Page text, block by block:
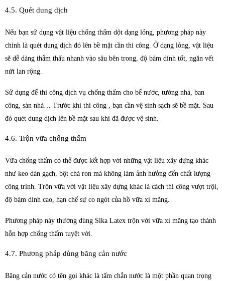
4.5. Quét dung dịch
Nếu bạn sử dụng vật liệu chống thấm dột dạng lỏng, phương pháp này
chính là quét dung dịch đó lên bề mặt cần thi công. Ở dạng lỏng, vật liệu
sẽ dễ dàng thẩm thấu nhanh vào sâu bên trong, độ bám dính tốt, ngăn vết
nứt lan rộng.
Sử dụng để thi công dịch vụ chống thấm cho bể nước, tường nhà, ban
công, sàn nhà… Trước khi thi công , bạn cần vệ sinh sạch sẽ bề mặt. Sau
đó quét dung dịch lên bề mặt sau khi đã được vệ sinh.
4.6. Trộn vữa chống thấm
Vữa chống thấm có thể được kết hợp với những vật liệu xây dựng khác
như keo dán gạch, bột chà ron mà không làm ảnh hưởng đến chất lượng
công trình. Trộn vữa với vật liệu xây dựng khác là cách thi công vượt trội,
độ bám dính cao, hạn chế sự co ngót của hồ vữa xi măng.
Phương pháp này thường dùng Sika Latex trộn với vữa xi măng tạo thành
hỗn hợp chống thấm tuyệt vời.
4.7. Phương pháp dùng băng cản nước
Băng cản nước có tên gọi khác là tấm chắn nước là một phần quan trọng